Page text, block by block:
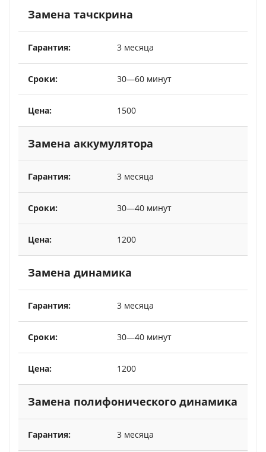
Замена тачскрина
3 месяца
30—60 минут
1500
Замена аккумулятора
3 месяца
30—40 минут
1200
Замена динамика
3 месяца
30—40 минут
1200
Замена полифонического динамика
3 месяца